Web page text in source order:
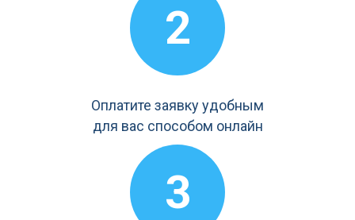
2
Оплатите заявку удобным
для вас способом онлайн
3